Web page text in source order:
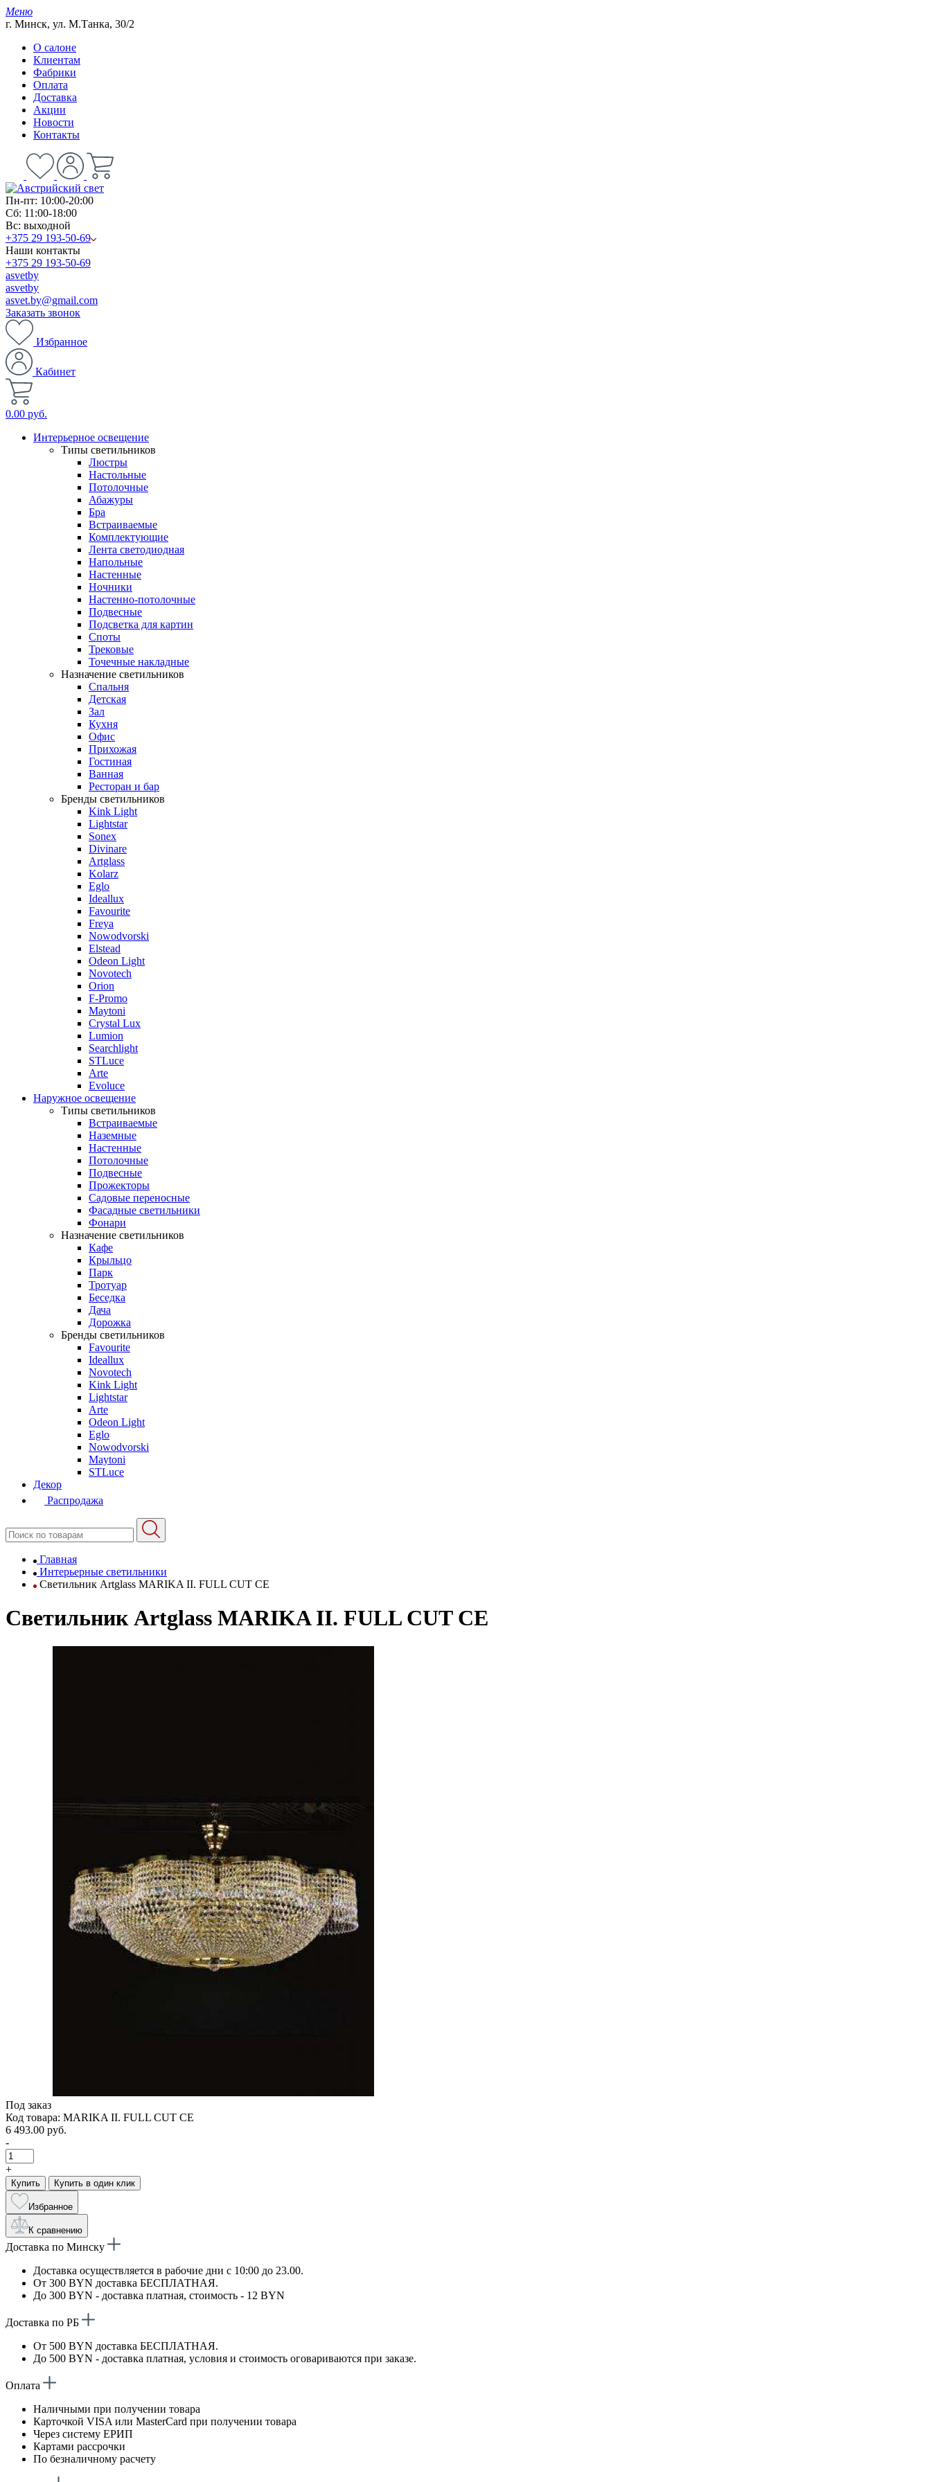
Меню
г. Минск, ул. М.Танка, 30/2
О салоне
Клиентам
Фабрики
Оплата
Доставка
Акции
Новости
Контакты
Пн-пт: 10:00-20:00
Сб: 11:00-18:00
Вс: выходной
+375 29 193-50-69
Наши контакты
+375 29 193-50-69
asvetby
asvetby
asvet.by@gmail.com
Заказать звонок
Избранное
Кабинет
0.00 руб.
Интерьерное освещение
Типы светильников
Люстры
Настольные
Потолочные
Абажуры
Бра
Встраиваемые
Комплектующие
Лента светодиодная
Напольные
Настенные
Ночники
Настенно-потолочные
Подвесные
Подсветка для картин
Споты
Трековые
Точечные накладные
Назначение светильников
Спальня
Детская
Зал
Кухня
Офис
Прихожая
Гостиная
Ванная
Ресторан и бар
Бренды светильников
Kink Light
Lightstar
Sonex
Divinare
Artglass
Kolarz
Eglo
Ideallux
Favourite
Freya
Nowodvorski
Elstead
Odeon Light
Novotech
Orion
F-Promo
Maytoni
Crystal Lux
Lumion
Searchlight
STLuce
Arte
Evoluce
Наружное освещение
Типы светильников
Встраиваемые
Наземные
Настенные
Потолочные
Подвесные
Прожекторы
Садовые переносные
Фасадные светильники
Фонари
Назначение светильников
Кафе
Крыльцо
Парк
Тротуар
Беседка
Дача
Дорожка
Бренды светильников
Favourite
Ideallux
Novotech
Kink Light
Lightstar
Arte
Odeon Light
Eglo
Nowodvorski
Maytoni
STLuce
Декор
Распродажа
Главная
Интерьерные светильники
Светильник Artglass MARIKA II. FULL CUT CE
Светильник Artglass MARIKA II. FULL CUT CE
Под заказ
Код товара: MARIKA II. FULL CUT CE
6 493.00 руб.
-
+
Купить Купить в один клик
Избранное
К сравнению
Доставка по Минску
Доставка осуществляется в рабочие дни с 10:00 до 23.00.
От 300 BYN доставка БЕСПЛАТНАЯ.
До 300 BYN - доставка платная, стоимость - 12 BYN
Доставка по РБ
От 500 BYN доставка БЕСПЛАТНАЯ.
До 500 BYN - доставка платная, условия и стоимость оговариваются при заказе.
Оплата
Наличными при получении товара
Карточкой VISA или MasterCard при получении товара
Через систему ЕРИП
Картами рассрочки
По безналичному расчету